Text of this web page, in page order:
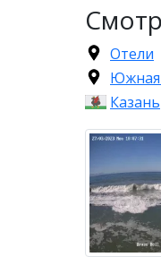
Отели
Южная
Казань